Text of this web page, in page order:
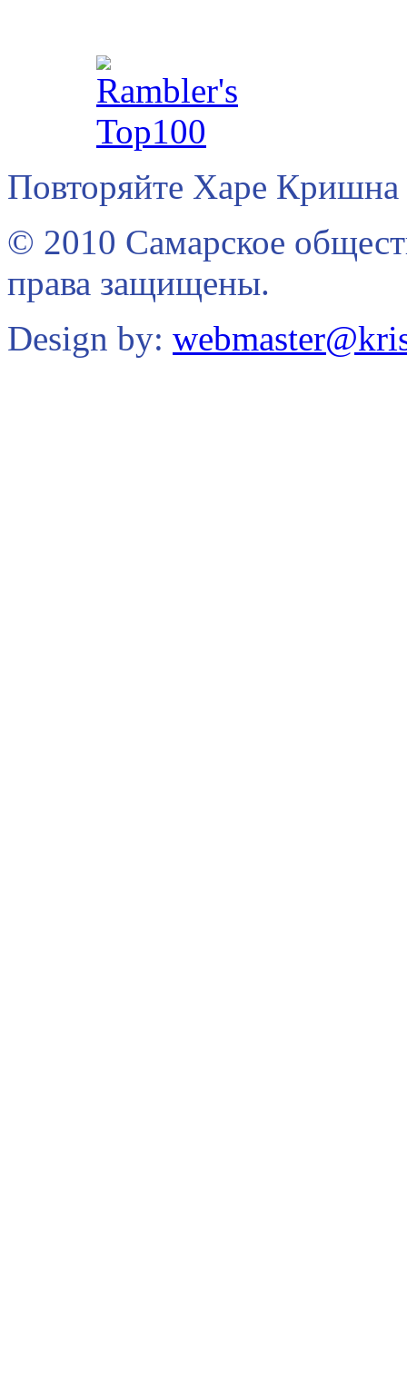
Повторяйте Харе Кришна
© 2010 Самарское
права защищены.
Design by: